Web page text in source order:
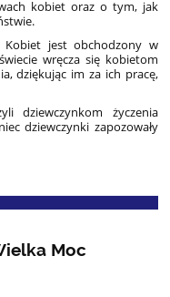
kobiet oraz o tym, jak
Kobiet jest obchodzony w
wręcza się kobietom
dziękując im za ich pracę,
dziewczynkom życzenia
dziewczynki zapozowały
Moc